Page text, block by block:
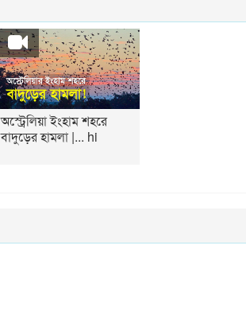
অস্ট্রেলিয়া ইংহাম শহরে
বাদুড়ের হামলা |... hi